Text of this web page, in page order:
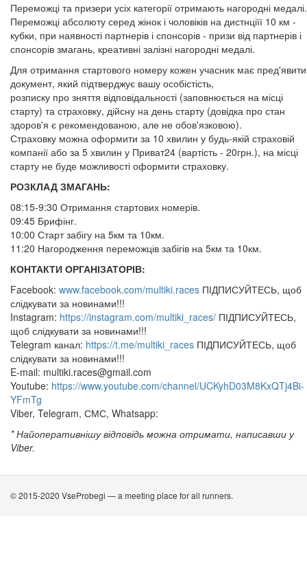
Переможці та призери усіх категорії отримають нагородні медалі.
Переможці абсолюту серед жінок і чоловіків на дистнціїї 10 км -
кубки, при наявності партнерів і спонсорів - призи від партнерів і
спонсорів змагань, креативні залізні нагородні медалі.
Для отримання стартового номеру кожен учасник має пред'явити
документ, який підтверджує вашу особістість,
розписку про зняття відповідальності (заповнюється на місці
старту) та страховку, дійсну на день старту (довідка про стан
здоров'я є рекомендованою, але не обов'язковою).
Страховку можна оформити за 10 хвилин у будь-якій страховій
компанії або за 5 хвилин у Приват24 (вартість - 20грн.), на місці
старту не буде можливості оформити страховку.
РОЗКЛАД ЗМАГАНЬ:
08:15-9:30 Отримання стартових номерів.
09:45 Брифінг.
10:00 Старт забігу на 5км та 10км.
11:20 Нагородження переможців забігів на 5км та 10км.
КОНТАКТИ ОРГАНІЗАТОРІВ:
Facebook: www.facebook.com/multiki.races ПІДПИСУЙТЕСЬ, щоб
слідкувати за новинами!!!
Instagram: https://instagram.com/multiki_races/ ПІДПИСУЙТЕСЬ,
щоб слідкувати за новинами!!!
Telegram канал: https://t.me/multiki_races ПІДПИСУЙТЕСЬ, щоб
слідкувати за новинами!!!
E-mail: multiki.races@gmail.com
Youtube: https://www.youtube.com/channel/UCKyhD03M8KxQTj4Bi-
YFmTg
Viber, Telegram, СМС, Whatsapp:
* Найоперативнішу відповідь можна отримати, написавши у
Viber.
© 2015-2020 VseProbegi — a meeting place for all runners.